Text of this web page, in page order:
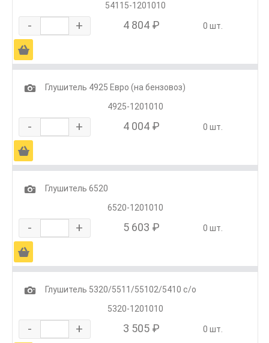
54115-1201010
- + 4 804 ₽ 0 шт.
Ä
1
Глушитель 4925 Евро (на бензовоз)
4925-1201010
- + 4 004 ₽ 0 шт.
Ä
1
Глушитель 6520
6520-1201010
- + 5 603 ₽ 0 шт.
Ä
1
Глушитель 5320/5511/55102/5410 с/о
5320-1201010
- + 3 505 ₽ 0 шт.